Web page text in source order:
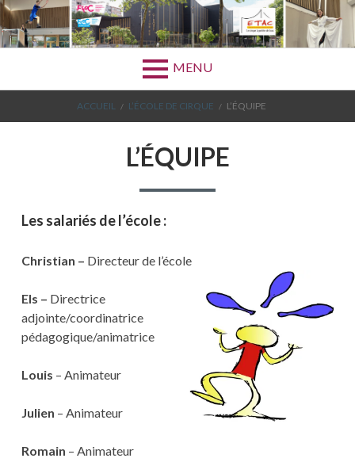
Aller
au
contenu
MENU
ACCUEIL L’ÉCOLE DE CIRQUE L’ÉQUIPE
L’ÉQUIPE
Les salariés de l’école :
Christian – Directeur de l’école
Els – Directrice
adjointe/coordinatrice
pédagogique/animatrice
Louis – Animateur
Julien – Animateur
Romain – Animateur